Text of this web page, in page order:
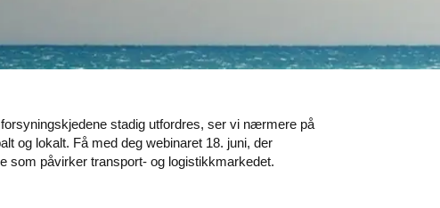
stadig utfordres, ser vi nærmere på
og lokalt. Få med deg webinaret 18. juni, der
som påvirker transport- og logistikkmarkedet.